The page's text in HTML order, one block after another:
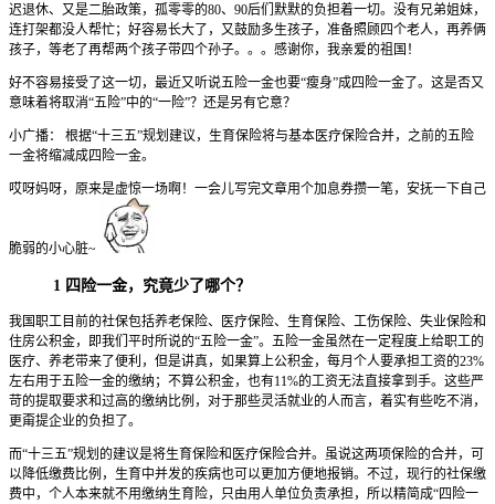
迟退休、又是二胎政策，孤零零的80、90后们默默的负担着一切。没有兄弟姐妹，
连打架都没人帮忙；好容易长大了，又鼓励多生孩子，准备照顾四个老人，再养俩
孩子，等老了再帮两个孩子带四个孙子。。。感谢你，我亲爱的祖国！
好不容易接受了这一切，最近又听说五险一金也要“瘦身”成四险一金了。这是否又
意味着将取消“五险”中的“一险”？还是另有它意？
小广播： 根据“十三五”规划建议，生育保险将与基本医疗保险合并，之前的五险
一金将缩减成四险一金。
哎呀妈呀，原来是虚惊一场啊！一会儿写完文章用个加息券攒一笔，安抚一下自己
脆弱的小心脏~
1 四险一金，究竟少了哪个？
我国职工目前的社保包括养老保险、医疗保险、生育保险、工伤保险、失业保险和
住房公积金，即我们平时所说的“五险一金”。五险一金虽然在一定程度上给职工的
医疗、养老带来了便利，但是讲真，如果算上公积金，每月个人要承担工资的23%
左右用于五险一金的缴纳；不算公积金，也有11%的工资无法直接拿到手。这些严
苛的提取要求和过高的缴纳比例，对于那些灵活就业的人而言，着实有些吃不消，
更甭提企业的负担了。
而“十三五”规划的建议是将生育保险和医疗保险合并。虽说这两项保险的合并，可
以降低缴费比例，生育中并发的疾病也可以更加方便地报销。不过，现行的社保缴
费中，个人本来就不用缴纳生育险，只由用人单位负责承担，所以精简成“四险一